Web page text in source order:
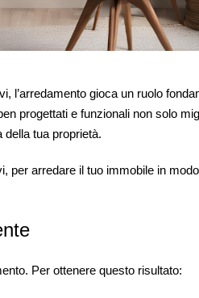
l’arredamento gioca un ruolo
progettati e funzionali non solo
della tua proprietà.
per arredare il tuo immobile in
Per ottenere questo risultato: